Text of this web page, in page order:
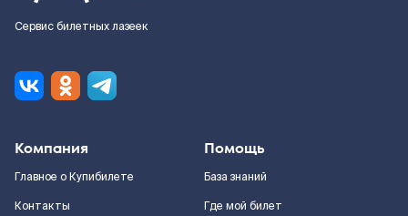
Сервис билетных лазеек
Компания
Главное о Купибилете
Контакты
Помощь
База знаний
Где мой билет